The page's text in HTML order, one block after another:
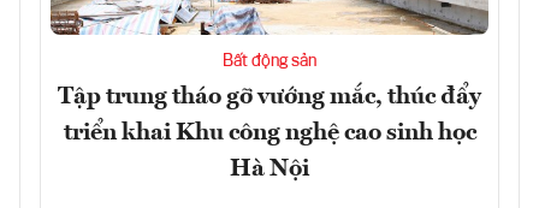
Bất động sản
Tập trung tháo gỡ vướng mắc, thúc đẩy
triển khai Khu công nghệ cao sinh học
Hà Nội